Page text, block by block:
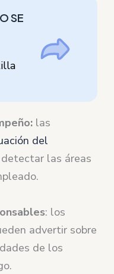
SE
las
del
las áreas
: los
advertir sobre
de los